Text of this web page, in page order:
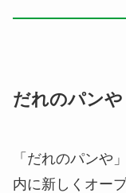
だれのパンや
「だれのパンや
内に新しくオー